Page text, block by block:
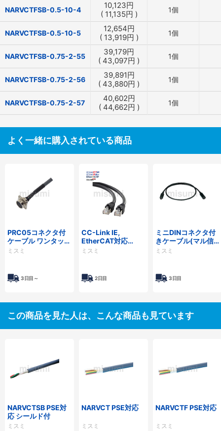
NARVCTFSB-0.5-10-4 10,123円
( 11,135円 ) 1個
NARVCTFSB-0.5-10-5 12,654円
( 13,919円 ) 1個
NARVCTFSB-0.75-2-55 39,179円
( 43,097円 ) 1個
NARVCTFSB-0.75-2-56 39,891円
( 43,880円 ) 1個
NARVCTFSB-0.75-2-57 40,602円
( 44,662円 ) 1個
よく一緒に購入されている商品
PRC05コネクタ付
ケーブル ワンタッ
チ・ストレート・パ
ミスミ
3日目～
CC-Link IE,
EtherCAT対応
CAT5e STP（二重
ミスミ
2日目
ミニDINコネクタ付
きケーブル(マル信
無線電機製)
ミスミ
3日目
この商品を見た人は、こんな商品も見ています
NARVCTSB PSE対
応 シールド付
ミスミ
NARVCT PSE対応
ミスミ
NARVCTF PSE対応
ミスミ